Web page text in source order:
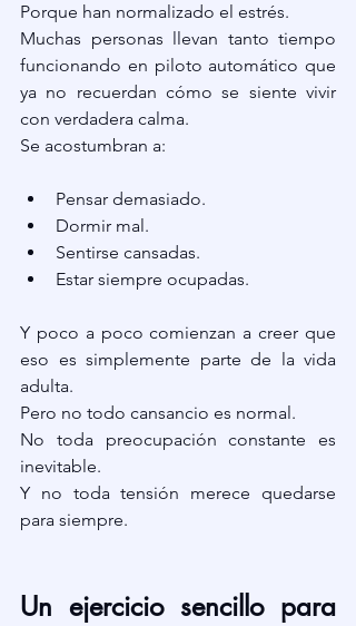
Porque han normalizado el estrés.
Muchas personas llevan tanto tiempo
funcionando en piloto automático que
ya no recuerdan cómo se siente vivir
con verdadera calma.
Se acostumbran a:
Pensar demasiado.
Dormir mal.
Sentirse cansadas.
Estar siempre ocupadas.
Y poco a poco comienzan a creer que
eso es simplemente parte de la vida
adulta.
Pero no todo cansancio es normal.
No toda preocupación constante es
inevitable.
Y no toda tensión merece quedarse
para siempre.
Un ejercicio sencillo para